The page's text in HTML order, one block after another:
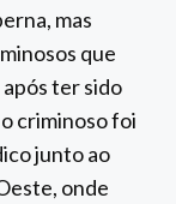
mas
que
ter sido
criminoso foi
junto ao
onde